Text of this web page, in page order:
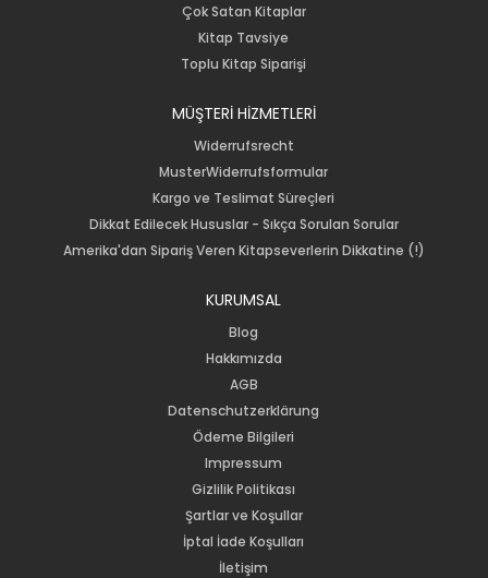
Çok Satan Kitaplar
Kitap Tavsiye
Toplu Kitap Siparişi
MÜŞTERİ HİZMETLERİ
Widerrufsrecht
MusterWiderrufsformular
Kargo ve Teslimat Süreçleri
Dikkat Edilecek Hususlar - Sıkça Sorulan Sorular
Amerika'dan Sipariş Veren Kitapseverlerin Dikkatine (!)
KURUMSAL
Blog
Hakkımızda
AGB
Datenschutzerklärung
Ödeme Bilgileri
Impressum
Gizlilik Politikası
Şartlar ve Koşullar
İptal İade Koşulları
İletişim